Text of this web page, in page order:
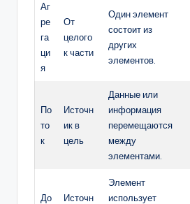
Аг
ре
га
ци
я
От
целого
к части
Один элемент
состоит из
других
элементов.
По
то
к
Источн
ик в
цель
Данные или
информация
перемещаются
между
элементами.
До
Источн
Элемент
использует